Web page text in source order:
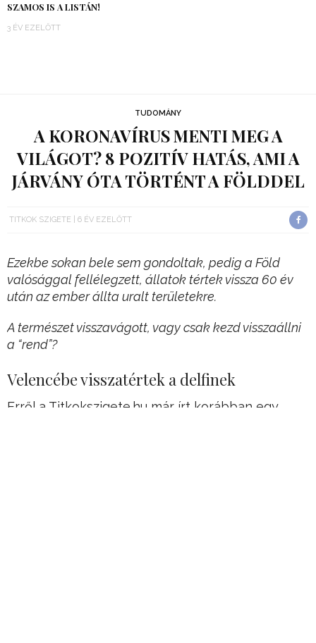
SZAMOS IS A LISTÁN!
3 ÉV EZELŐTT
TUDOMÁNY
A KORONAVÍRUS MENTI MEG A
VILÁGOT? 8 POZITÍV HATÁS, AMI A
JÁRVÁNY ÓTA TÖRTÉNT A FÖLDDEL
TITKOK SZIGETE 6 ÉV EZELŐTT
Ezekbe sokan bele sem gondoltak, pedig a Föld
valósággal fellélegzett, állatok tértek vissza 60 év
után az ember állta uralt területekre.
A természet visszavágott, vagy csak kezd visszaállni
a “rend”?
Velencébe visszatértek a delfinek
Erről a Titkokszigete.hu már írt korábban egy